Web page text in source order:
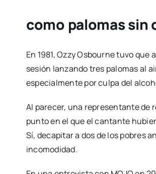
como palomas sin
En 1981, Ozzy Osbourne tuvo
sesión lanzando tres palomas al
especialmente por culpa del
Al parecer, una representante de
punto en el que el cantante
Sí, decapitar a dos de los pobres
incomodidad.